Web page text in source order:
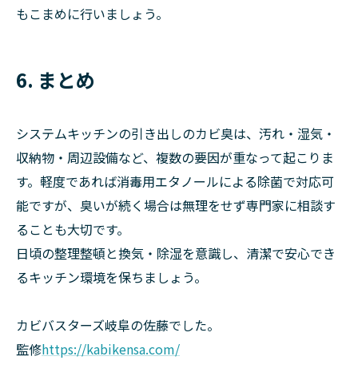
もこまめに行いましょう。
6. まとめ
システムキッチンの引き出しのカビ臭は、汚れ・湿気・
収納物・周辺設備など、複数の要因が重なって起こりま
す。軽度であれば消毒用エタノールによる除菌で対応可
能ですが、臭いが続く場合は無理をせず専門家に相談す
ることも大切です。
日頃の整理整頓と換気・除湿を意識し、清潔で安心でき
るキッチン環境を保ちましょう。
カビバスターズ岐阜の佐藤でした。
監修https://kabikensa.com/